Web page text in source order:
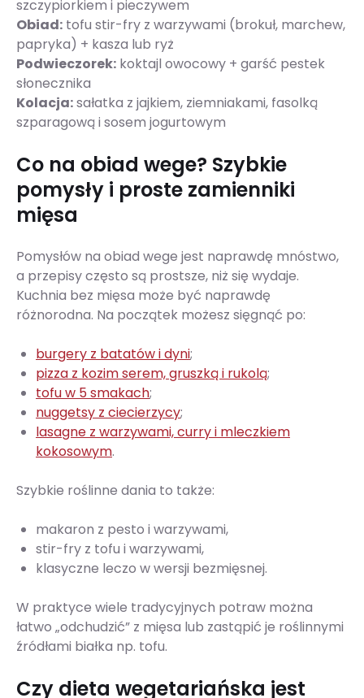
szczypiorkiem i pieczywem
Obiad: tofu stir-fry z warzywami (brokuł, marchew,
papryka) + kasza lub ryż
Podwieczorek: koktajl owocowy + garść pestek
słonecznika
Kolacja:sałatka z jajkiem, ziemniakami, fasolką
szparagową i sosem jogurtowym
Co na obiad wege? Szybkie
pomysły i proste zamienniki
mięsa
Pomysłów na obiad wege jest naprawdę mnóstwo,
a przepisy często są prostsze, niż się wydaje.
Kuchnia bez mięsa może być naprawdę
różnorodna. Na początek możesz sięgnąć po:
burgery z batatów i dyni;
pizza z kozim serem, gruszką i rukolą;
tofu w 5 smakach;
nuggetsy z ciecierzycy;
lasagne z warzywami, curry i mleczkiem
kokosowym.
Szybkie roślinne dania to także:
makaron z pesto i warzywami,
stir-fry z tofu i warzywami,
klasyczne leczo w wersji bezmięsnej.
W praktyce wiele tradycyjnych potraw można
łatwo „odchudzić” z mięsa lub zastąpić je roślinnymi
źródłami białka np. tofu.
Czy dieta wegetariańska jest